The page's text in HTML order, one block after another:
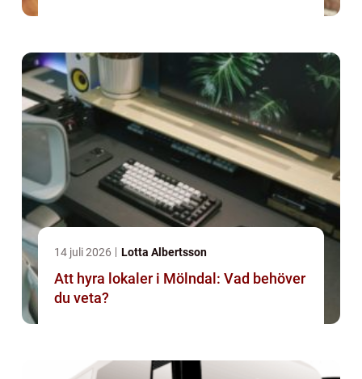
14 juli 2026 Lotta Albertsson
Att hyra lokaler i Mölndal: Vad behöver
du veta?